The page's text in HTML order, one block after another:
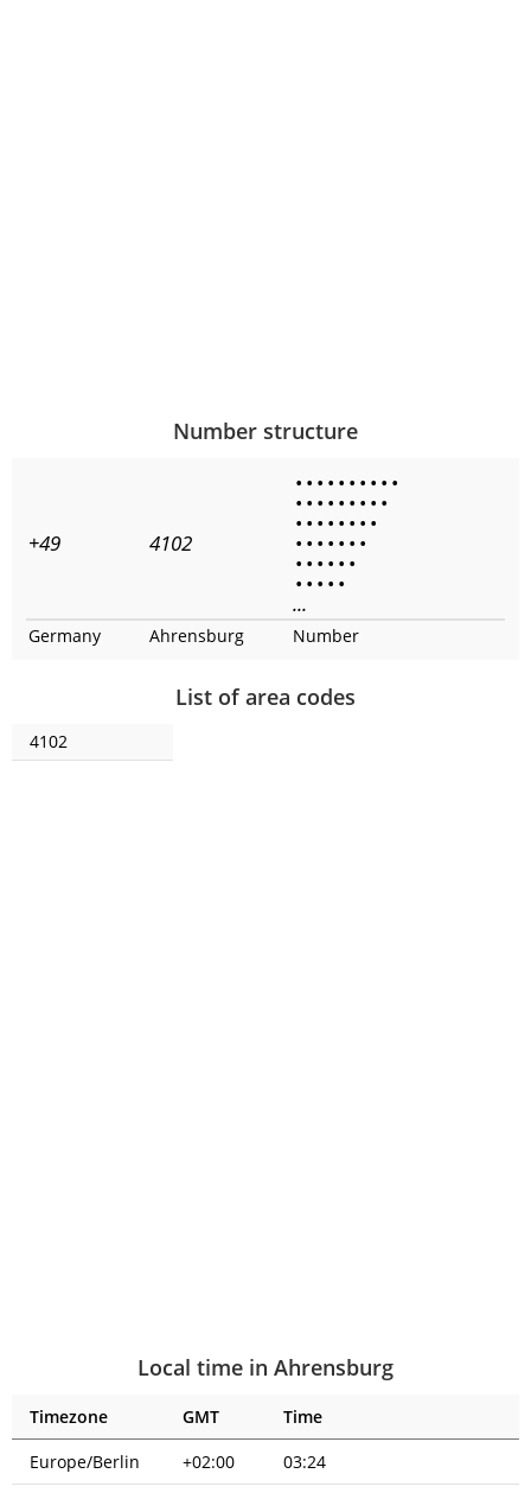
Number structure
+49 4102
• • • • • • • • • •
• • • • • • • • •
• • • • • • • •
• • • • • • •
• • • • • •
• • • • •
...
Germany Ahrensburg Number
List of area codes
4102
Local time in Ahrensburg
Timezone GMT
Time
Europe/Berlin
+02:00 03:24